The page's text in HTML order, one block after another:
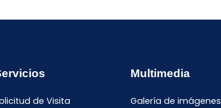
de Visita
Multimedia
Galería de imágenes